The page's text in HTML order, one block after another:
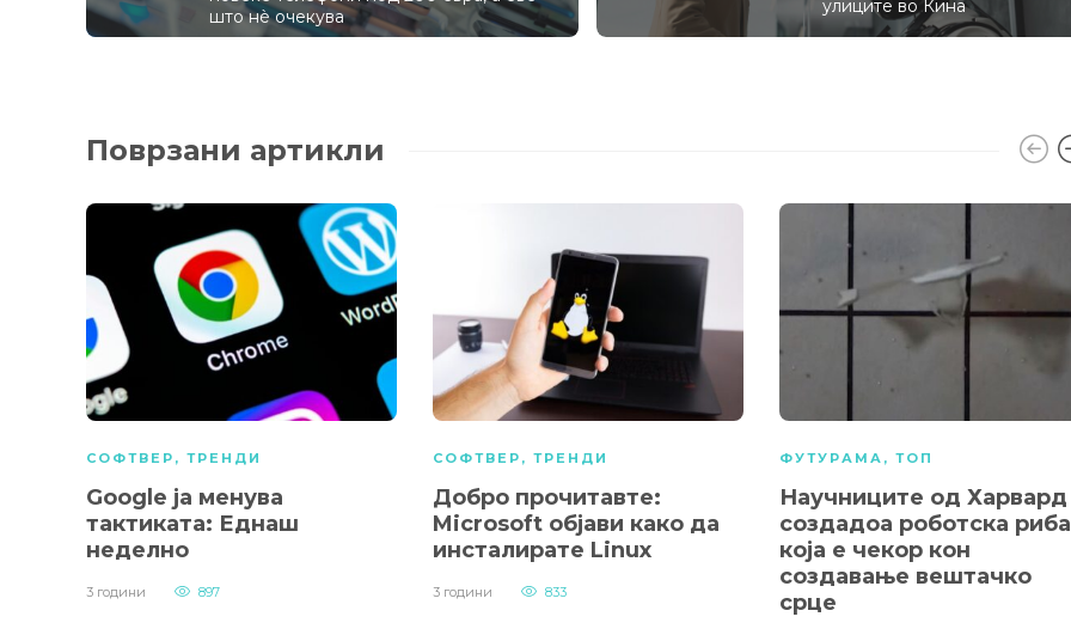
што нè очекува
улиците во Кина
Поврзани артикли
СОФТВЕР , ТРЕНДИ
Google ја менува
тактиката: Еднаш
неделно
3 години 897
СОФТВЕР , ТРЕНДИ
Добро прочитавте:
Microsoft објави како да
инсталирате Linux
3 години 833
ФУТУРАМА , ТОП
Научниците од Харвард
создадоа роботска риба
која е чекор кон
создавање вештачко
срце